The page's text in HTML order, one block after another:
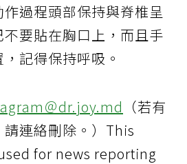
過程頭部保持與脊椎呈
要貼在胸口上，而且手
記得保持呼吸。
＠dr.joy.md （若有
連絡刪除。）This
for news reporting